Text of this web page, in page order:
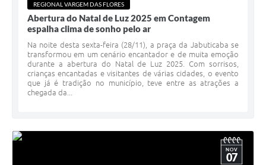
REGIONAL VARGEM DAS FLORES
Abertura do Natal de Luz 2025 em Contagem
espalha clima de sonho pelo ar
Na noite desta sexta-feira (28/11), a praça da Jabuticaba se
transformou em um cenário encantador e de muita emoção
durante a abertura do Natal de Luz 2025. Com sorrisos,
crianças encantadas e visitantes de várias cidades, o evento
que já é tradição no município, teve entre as atrações a
chegada da...
NOV
07